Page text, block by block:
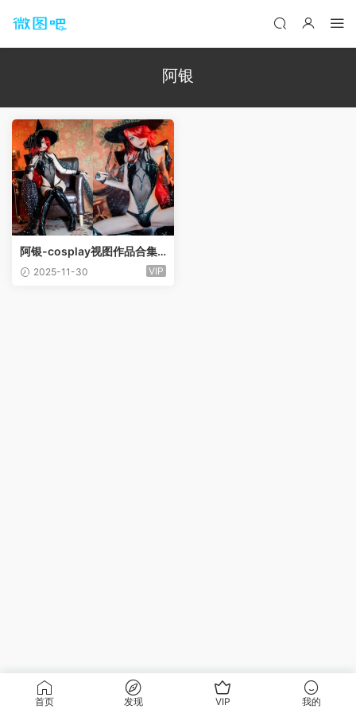
阿银
阿银-cosplay视图作品合集
[2套]2025-11-30 VIP
首页 发现 VIP 我的